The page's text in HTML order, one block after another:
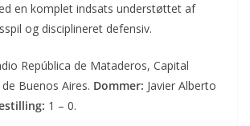
en komplet indsats understøttet af
og disciplineret defensiv.
República de Mataderos, Capital
Buenos Aires. Dommer: Javier Alberto
1 – 0.